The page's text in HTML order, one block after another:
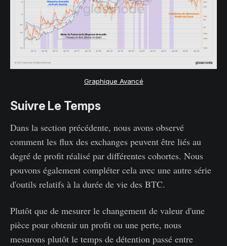
Graphique Avancé
Suivre Le Temps
Dans la section précédente, nous avons observé
comment les flux des exchanges peuvent être liés au
degré de profit réalisé par différentes cohortes. Nous
pouvons également compléter cela avec une autre série
d'outils relatifs à la durée de vie des BTC.
Plutôt que de mesurer le changement de valeur d'une
pièce pour obtenir un profit ou une perte, nous
mesurons plutôt le temps de détention passé entre